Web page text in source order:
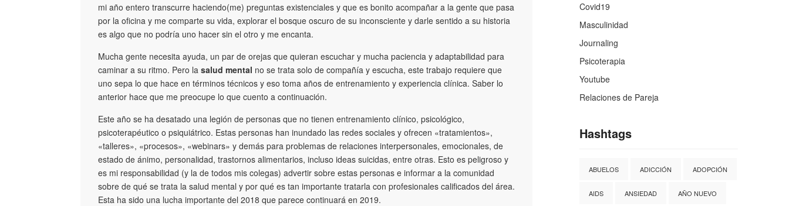
mi año entero transcurre haciendo(me) preguntas existenciales y que es bonito acompañar a la gente que pasa
por la oficina y me comparte su vida, explorar el bosque oscuro de su inconsciente y darle sentido a su historia
es algo que no podría uno hacer sin el otro y me encanta.
Mucha gente necesita ayuda, un par de orejas que quieran escuchar y mucha paciencia y adaptabilidad para
caminar a su ritmo. Pero la salud mental no se trata solo de compañía y escucha, este trabajo requiere que
uno sepa lo que hace en términos técnicos y eso toma años de entrenamiento y experiencia clínica. Saber lo
anterior hace que me preocupe lo que cuento a continuación.
Este año se ha desatado una legión de personas que no tienen entrenamiento clínico, psicológico,
psicoterapéutico o psiquiátrico. Estas personas han inundado las redes sociales y ofrecen «tratamientos»,
«talleres», «procesos», «webinars» y demás para problemas de relaciones interpersonales, emocionales, de
estado de ánimo, personalidad, trastornos alimentarios, incluso ideas suicidas, entre otras. Esto es peligroso y
es mi responsabilidad (y la de todos mis colegas) advertir sobre estas personas e informar a la comunidad
sobre de qué se trata la salud mental y por qué es tan importante tratarla con profesionales calificados del área.
Esta ha sido una lucha importante del 2018 que parece continuará en 2019.
Covid19
Masculinidad
Journaling
Psicoterapia
Youtube
Relaciones de Pareja
Hashtags
ABUELOS ADICCIÓN ADOPCIÓN
AIDS ANSIEDAD AÑO NUEVO